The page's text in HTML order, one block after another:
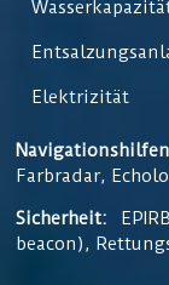
Elektrizität
Farbradar,
Sicherheit:
beacon),